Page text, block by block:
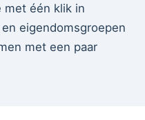
met één klik in
eigendomsgroepen
met een paar